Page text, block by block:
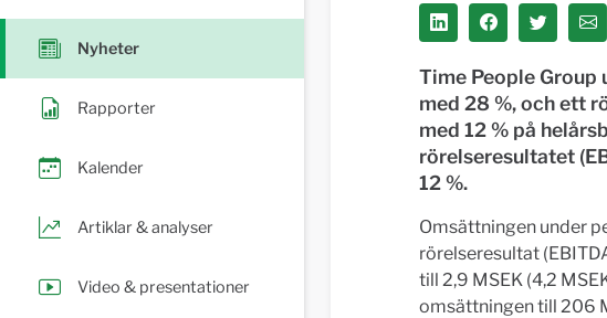
Nyheter
Rapporter
Kalender
Artiklar & analyser
Video & presentationer
Time People Group
med 28 %, och ett
med 12 % på
rörelseresultatet
12 %.
Omsättningen under
rörelseresultat
till 2,9 MSEK (4,2
omsättningen till 206